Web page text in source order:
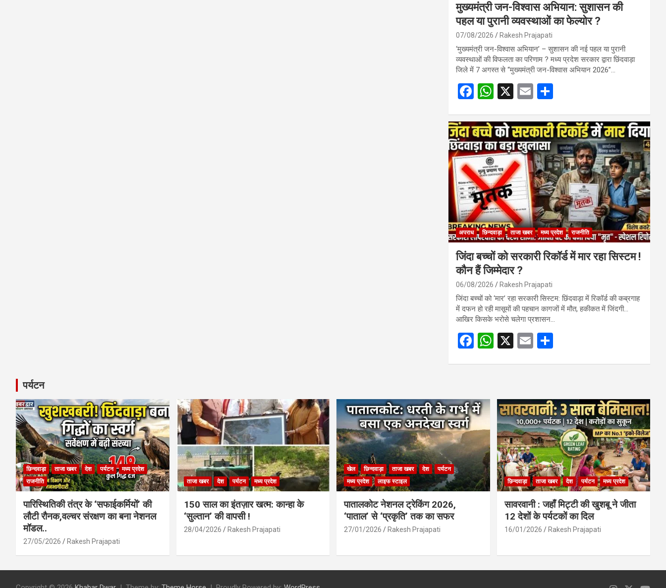
मुख्यमंत्री जन-विश्वास अभियान: सुशासन की
पहल या पुरानी व्यवस्थाओं का फेल्योर ?
07/08/2026 Rakesh Prajapati
‘मुख्यमंत्री जन-विश्वास अभियान’ – सुशासन की नई पहल या पुरानी
व्यवस्थाओं की विफलता का परिणाम ? मध्य प्रदेश सरकार द्वारा छिंदवाड़ा
जिले में 7 अगस्त से “मुख्यमंत्री जन-विश्वास अभियान 2026”…
F
ce
b
o
o
k
W
at
s
A
p
p
X
E
ail ar
e
अपराध छिन्दवाड़ा ताजा खबर मध्य प्रदेश राजनीति
जिंदा बच्चों को सरकारी रिकॉर्ड में मार रहा सिस्टम !
कौन हैं जिम्मेदार ?
06/08/2026 Rakesh Prajapati
जिंदा बच्चों को ‘मार’ रहा सरकारी सिस्टम: छिंदवाड़ा में रिकॉर्ड की कब्रगाह
में दफन हो रही मासूमों की पहचान कागजों में मौत, हकीकत में जिंदगी…
आखिर किसके भरोसे चलेगा प्रशासन…
F
o
o
k
W
A
p
p
X
E
पर्यटन
छिन्दवाड़ा ताजा खबर देश पर्यटन
मध्य प्रदेश
राजनीति
पारिस्थितिकी तंत्र के ‘सफाईकर्मियों’ की
लौटी रौनक,वल्चर संरक्षण का बना नेशनल
मॉडल..
27/05/2026 Rakesh Prajapati
ताजा खबर देश पर्यटन मध्य प्रदेश
150 साल का इंतज़ार खत्म: कान्हा के
‘सुल्तान’ की वापसी !
28/04/2026 Rakesh Prajapati
खेल छिन्दवाड़ा ताजा खबर देश
पर्यटन
मध्य प्रदेश
लाइफ स्टाइल
पातालकोट नेशनल ट्रेकिंग 2026,
‘पाताल’ से ‘प्रकृति’ तक का सफर
27/01/2026 Rakesh Prajapati
छिन्दवाड़ा ताजा खबर देश पर्यटन मध्य प्रदेश
सावरवानी : जहाँ मिट्टी की खुशबू ने जीता
12 देशों के पर्यटकों का दिल
16/01/2026 Rakesh Prajapati